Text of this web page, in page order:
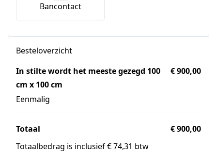
Bancontact
Besteloverzicht
In stilte wordt het meeste gezegd 100
cm x 100 cm
Eenmalig
€ 900,00
Totaal
€ 900,00
Totaalbedrag is inclusief € 74,31 btw